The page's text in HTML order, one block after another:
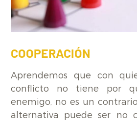
COOPERACIÓN
Aprendemos que con
conflicto no tiene por
enemigo, no es un
alternativa puede ser no